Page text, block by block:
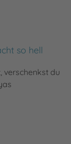
so hell
verschenkst du